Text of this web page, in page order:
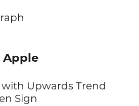
Apple
Upwards Trend
Sign